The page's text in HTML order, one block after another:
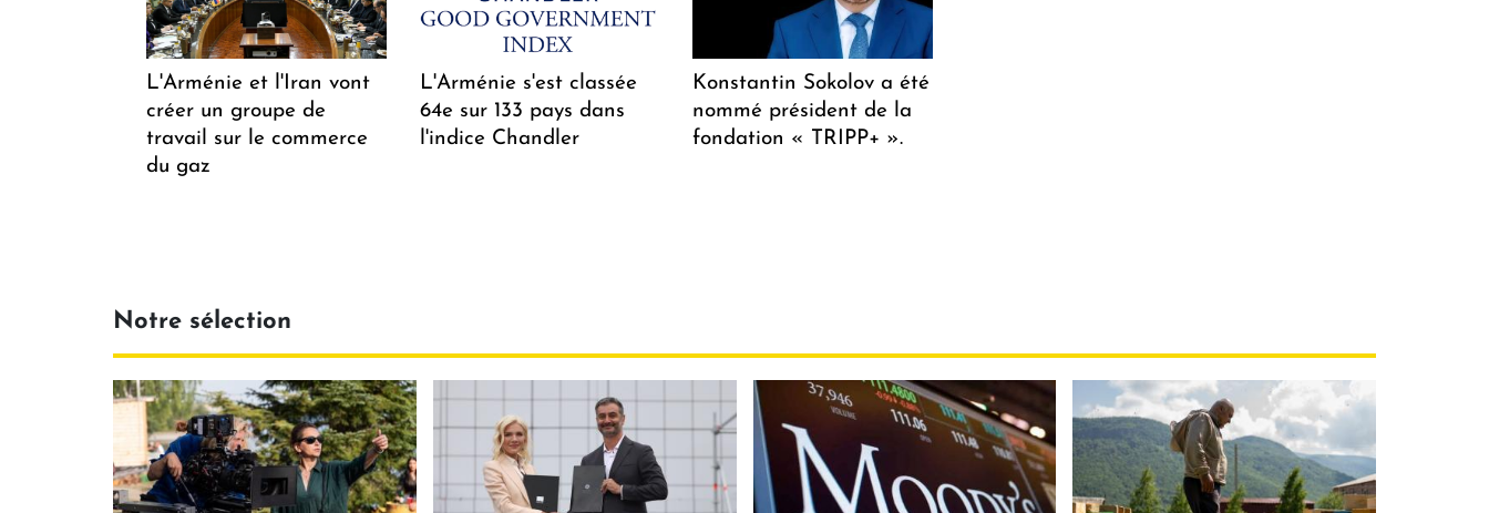
L'Arménie et l'Iran vont
créer un groupe de
travail sur le commerce
du gaz
L'Arménie s'est classée
64e sur 133 pays dans
l'indice Chandler
Konstantin Sokolov a été
nommé président de la
fondation « TRIPP+ ».
Notre sélection